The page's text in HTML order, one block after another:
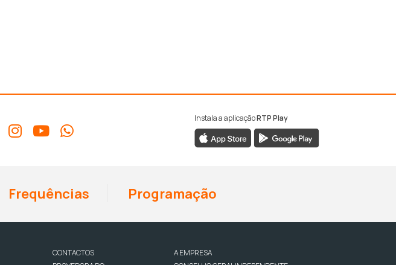
Instala a aplicaçãoRTP Play
Frequências Programação
CONTACTOS
A EMPRESA